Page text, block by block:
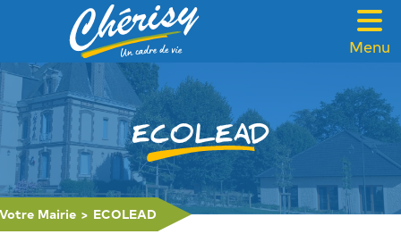
Menu
VOTRE MAIRIE
CADRE DE VIE
FAMILLE & SOLIDARITÉ
LOISIRS & TOURISME
CONTACT
ECOLEAD
Votre Mairie > ECOLEAD